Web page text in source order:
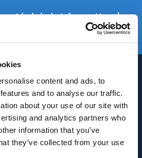
content and ads, to
and to analyse our traffic.
about your use of our site with
and analytics partners who
information that you’ve
they’ve collected from your use
de la información
de la plataforma
DE ANDALUCÍA